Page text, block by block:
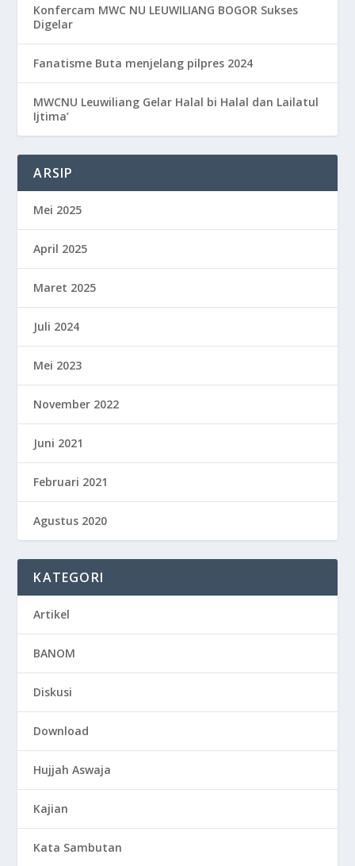
Konfercam MWC NU LEUWILIANG BOGOR Sukses
Digelar
Fanatisme Buta menjelang pilpres 2024
MWCNU Leuwiliang Gelar Halal bi Halal dan Lailatul
Ijtima’
ARSIP
Mei 2025
April 2025
Maret 2025
Juli 2024
Mei 2023
November 2022
Juni 2021
Februari 2021
Agustus 2020
KATEGORI
Artikel
BANOM
Diskusi
Download
Hujjah Aswaja
Kajian
Kata Sambutan